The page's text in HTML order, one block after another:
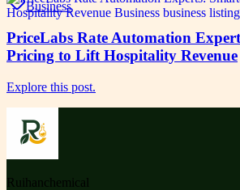
Business
PriceLabs Rate Automation
Pricing to Lift Hospitality Revenue
Explore this post.
Ruihanchemical